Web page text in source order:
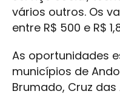
vários outros. Os
entre R$ 500 e R$
As oportunidades
municípios de
Brumado, Cruz das